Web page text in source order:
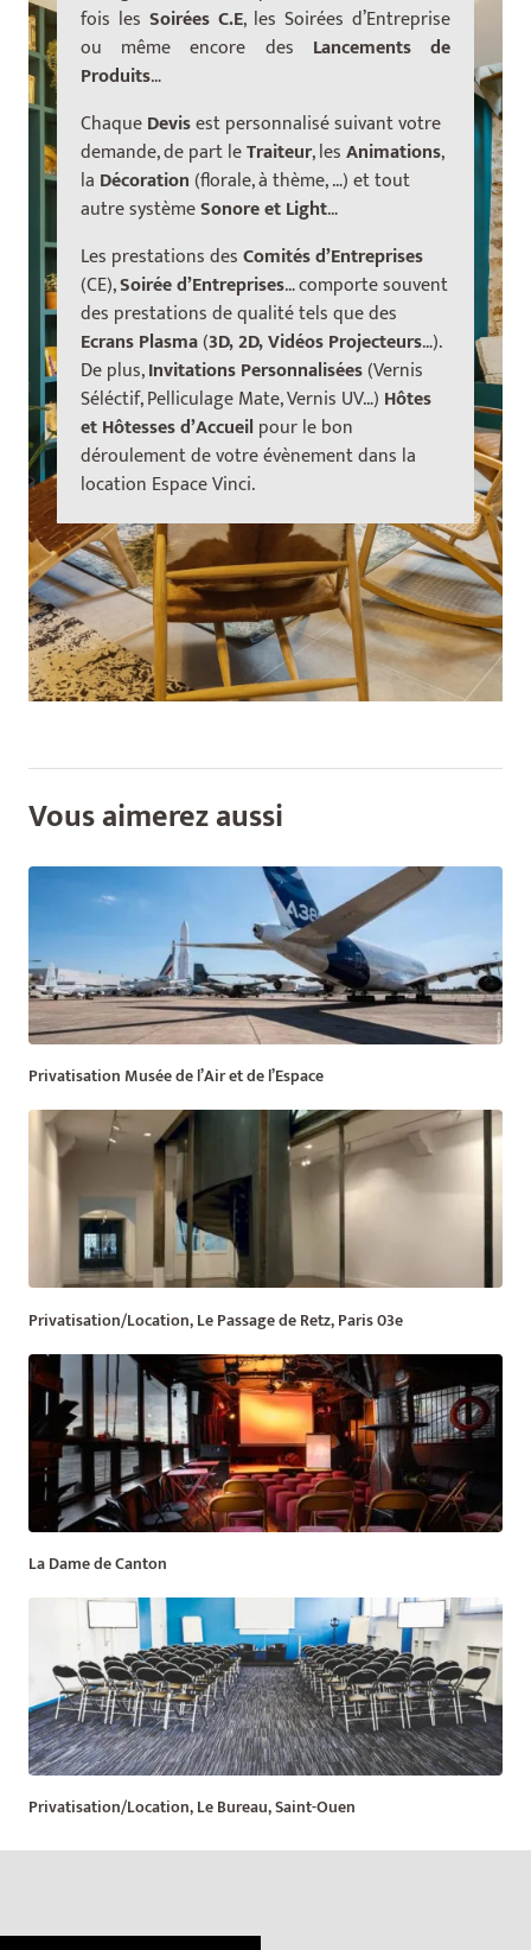
fois les Soirées C.E, les Soirées d’Entreprise
ou même encore des Lancements de
Produits…
ChaqueDevisest personnalisé suivant votre
demande, de part leTraiteur, lesAnimations,
la Décoration(florale, à thème, …) et tout
autre systèmeSonore et Light…
Les prestations desComités d’Entreprises
(CE),Soirée d’Entreprises… comporte souvent
des prestations de qualité tels que des
Ecrans Plasma(3D, 2D, Vidéos Projecteurs…).
De plus,Invitations Personnalisées(Vernis
Séléctif, Pelliculage Mate, Vernis UV…) Hôtes
et Hôtesses d’Accueil pour le bon
déroulement de votre évènement dans la
location Espace Vinci.
Vous aimerez aussi
Privatisation Musée de l’Air et de l’Espace
Privatisation/Location, Le Passage de Retz, Paris 03e
La Dame de Canton
Privatisation/Location, Le Bureau, Saint-Ouen